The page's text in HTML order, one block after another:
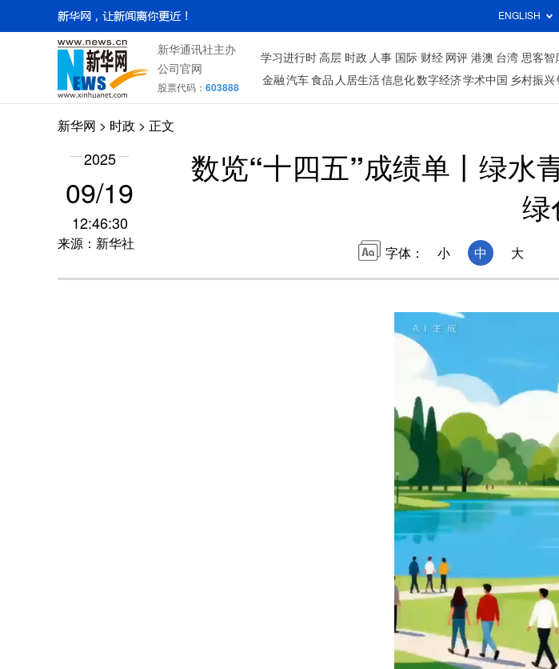
ENGLISH
新华通讯社主办
公司官网
股票代码： 603888
学习进行时 高层 时政 人事 国际 财经 网评 港澳 台湾 思客智
金融 汽车 食品 人居生活信息化数字经济学术中国 乡村振兴
新华网 > 时政 > 正文
2025
09/19
12:46:30
来源：新华社
数览“十四五”成绩单丨绿水
绿
字体： 小 中 大